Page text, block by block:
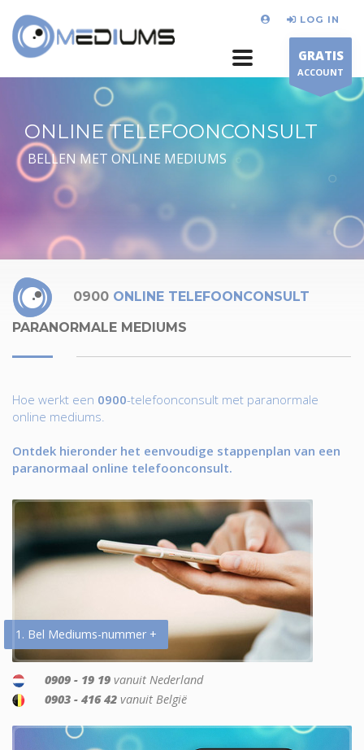
LOG IN
GRATIS
ACCOUNT
ONLINE TELEFOONCONSULT
BELLEN MET ONLINE MEDIUMS
0900 ONLINE TELEFOONCONSULT
PARANORMALE MEDIUMS
Hoe werkt een 0900-telefoonconsult met paranormale
online mediums.
Ontdek hieronder het eenvoudige stappenplan van een
paranormaal online telefoonconsult.
1. Bel Mediums-nummer +
0909 - 19 19 vanuit Nederland
0903 - 416 42 vanuit België